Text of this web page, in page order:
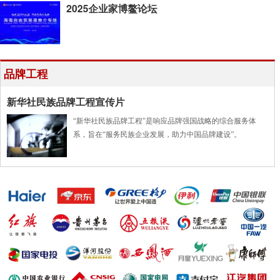
2025企业家博鳌论坛
品牌工程
新华社民族品牌工程宣传片
“新华社民族品牌工程”是响应品牌强国战略的综合服务体
系，旨在“服务民族企业发展，助力中国品牌建设”。